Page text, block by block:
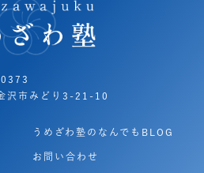
沢市みどり3-21-10
うめざわ塾のなんでもBLOG
お問い合わせ